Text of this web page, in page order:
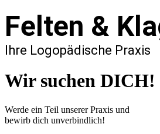
Felten &
Ihre Logopädische Praxis
Wir suchen DICH!
Werde ein Teil unserer Praxis und
bewirb dich unverbindlich!